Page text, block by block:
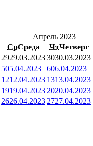
Апрель 2023
СрСреда ЧтЧетверг
2929.03.2023 3030.03.2023
505.04.2023 606.04.2023
1212.04.2023 1313.04.2023
1919.04.2023 2020.04.2023
2626.04.2023 2727.04.2023